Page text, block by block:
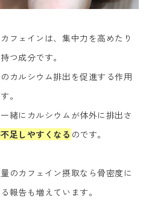
フェインは、集中力を高めたり
つ成分です。
カルシウム排出を促進する作用
。
緒にカルシウムが体外に排出さ
足しやすくなる のです。
のカフェイン摂取なら骨密度に
報告も増えています。